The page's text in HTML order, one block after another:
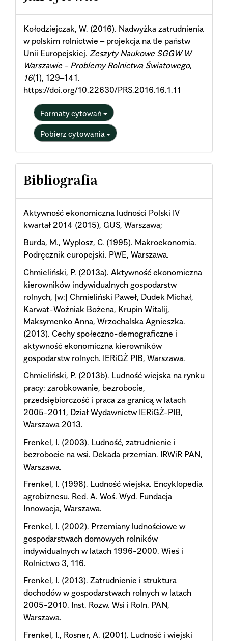
Details
Kołodziejczak, W. (2016). Nadwyżka zatrudnienia
w polskim rolnictwie – projekcja na tle państw
Unii Europejskiej. Zeszyty Naukowe SGGW W
Warszawie - Problemy Rolnictwa Światowego,
16(1), 129–141.
https://doi.org/10.22630/PRS.2016.16.1.11
Formaty cytowań
Pobierz cytowania
Bibliografia
Aktywność ekonomiczna ludności Polski IV
kwartał 2014 (2015), GUS, Warszawa;
Burda, M., Wyplosz, C. (1995). Makroekonomia.
Podręcznik europejski. PWE, Warszawa.
Chmieliński, P. (2013a). Aktywność ekonomiczna
kierowników indywidualnych gospodarstw
rolnych, [w:] Chmieliński Paweł, Dudek Michał,
Karwat-Woźniak Bożena, Krupin Witalij,
Maksymenko Anna, Wrzochalska Agnieszka.
(2013). Cechy społeczno-demograficzne i
aktywność ekonomiczna kierowników
gospodarstw rolnych. IERiGŻ PIB, Warszawa.
Chmieliński, P. (2013b). Ludność wiejska na rynku
pracy: zarobkowanie, bezrobocie,
przedsiębiorczość i praca za granicą w latach
2005-2011, Dział Wydawnictw IERiGŻ-PIB,
Warszawa 2013.
Frenkel, I. (2003). Ludność, zatrudnienie i
bezrobocie na wsi. Dekada przemian. IRWiR PAN,
Warszawa.
Frenkel, I. (1998). Ludność wiejska. Encyklopedia
agrobiznesu. Red. A. Woś. Wyd. Fundacja
Innowacja, Warszawa.
Frenkel, I. (2002). Przemiany ludnościowe w
gospodarstwach domowych rolników
indywidualnych w latach 1996-2000. Wieś i
Rolnictwo 3, 116.
Frenkel, I. (2013). Zatrudnienie i struktura
dochodów w gospodarstwach rolnych w latach
2005-2010. Inst. Rozw. Wsi i Roln. PAN,
Warszawa.
Frenkel, I., Rosner, A. (2001). Ludność i wiejski